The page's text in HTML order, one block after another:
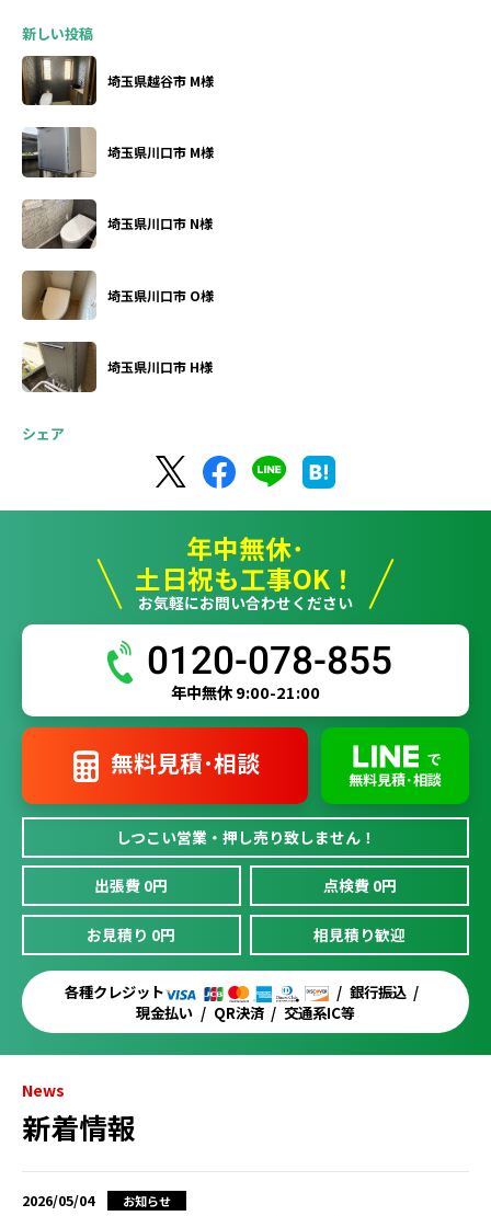
新しい投稿
埼玉県越谷市 M様
埼玉県川口市 M様
埼玉県川口市 N様
埼玉県川口市 O様
埼玉県川口市 H様
シェア
年中無休･
土日祝も工事OK！
お気軽にお問い合わせください
0120-078-855
年中無休 9:00-21:00
無料見積･相談
で
無料見積･相談
しつこい営業・押し売り致しません！
出張費 0円 点検費 0円
お見積り 0円 相見積り歓迎
各種クレジット
銀行振込
現金払い
QR決済 交通系IC等
News
新着情報
2026/05/04 お知らせ